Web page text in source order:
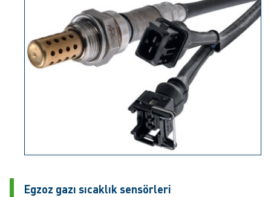
Egzoz gazı sıcaklık sensörleri